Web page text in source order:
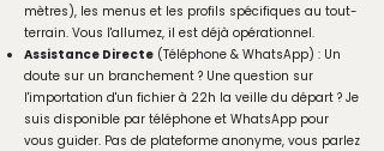
mètres), les menus et les profils spécifiques au tout-
terrain. Vous l'allumez, il est déjà opérationnel.
Assistance Directe (Téléphone & WhatsApp) : Un
doute sur un branchement ? Une question sur
l'importation d'un fichier à 22h la veille du départ ? Je
suis disponible par téléphone et WhatsApp pour
vous guider. Pas de plateforme anonyme, vous parlez